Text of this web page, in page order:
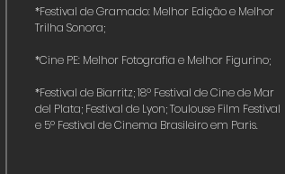
*Festival de Gramado: Melhor Edição e Melhor
Trilha Sonora;
*Cine PE: Melhor Fotografia e Melhor Figurino;
*Festival de Biarritz; 18º Festival de Cine de Mar
del Plata; Festival de Lyon; Toulouse Film Festival
e 5º Festival de Cinema Brasileiro em Paris.